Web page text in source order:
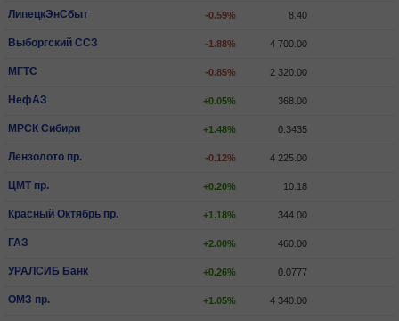
ЛипецкЭнСбыт -0.59% 8.40
Выборгский ССЗ -1.88% 4 700.00
МГТС -0.85% 2 320.00
НефАЗ +0.05% 368.00
МРСК Сибири +1.48% 0.3435
Лензолото пр. -0.12% 4 225.00
ЦМТ пр. +0.20% 10.18
Красный Октябрь пр. +1.18% 344.00
ГАЗ +2.00% 460.00
УРАЛСИБ Банк +0.26% 0.0777
ОМЗ пр. +1.05% 4 340.00